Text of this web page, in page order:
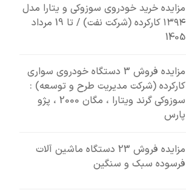
مزایده خرید خودروی سوزوکی و یتارا مدل
۱۳۹۴ کارکرده (شرکت نفت) / تا 19 مرداد
1405
مزایده فروش 3 دستگاه خودروی سواری
کارکرده (شرکت مدیریت طرح و توسعه) :
سوزوکی گرند ویتارا ، مگان 2000 ، پژو
پارس
مزایده فروش 23 دستگاه ماشین آلات
فرسوده سبک و سنگین